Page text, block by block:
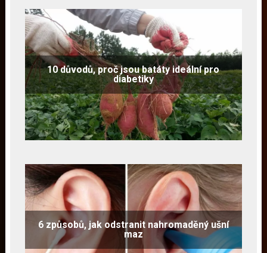
10 důvodů, proč jsou batáty ideální pro
diabetiky
6 způsobů, jak odstranit nahromaděný ušní
maz